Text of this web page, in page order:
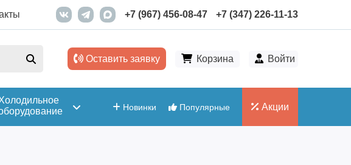
+7 (967) 456-08-47 +7 (347) 226-11-13
Оставить заявку Корзина Войти
Новинки Популярные Акции